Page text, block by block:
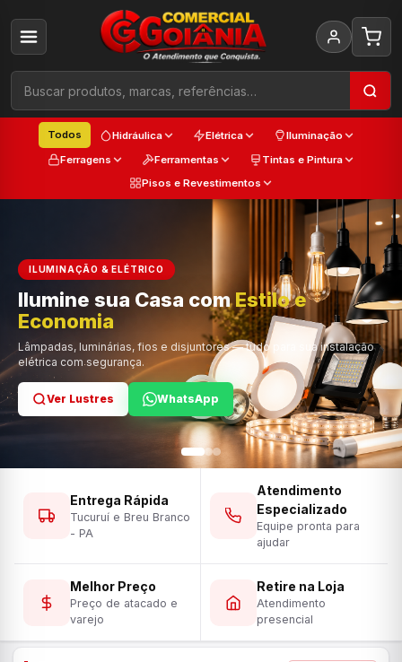
Todos Hidráulica Elétrica
Iluminação
Ferragens
Ferramentas
Tintas e Pintura
Pisos e Revestimentos
ILUMINAÇÃO & ELÉTRICO
Ilumine sua Casa comEstilo e
Economia
Lâmpadas, luminárias, fios e disjuntores — tudo para sua instalação
elétrica com segurança.
Ver Lustres WhatsApp
Cada
Trabalho
Ver Ferramentas WhatsApp
Cor e Qualidade
Ver Tintas WhatsApp
Entrega Rápida
Tucuruí e Breu Branco
- PA
Atendimento
Especializado
Equipe pronta para
ajudar
Melhor Preço
Preço de atacado e
varejo
Retire na Loja
Atendimento
presencial